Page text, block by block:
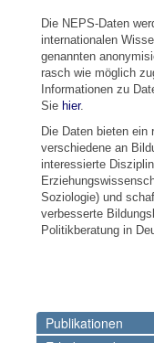
Publikationen
Die NEPS-Daten
internationalen
genannten
rasch wie möglich
Informationen zu
Sie hier.
Die Daten bieten ein
verschiedene an
interessierte
Soziologie) und
verbesserte
Politikberatung in